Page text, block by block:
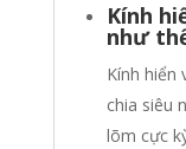
Kính
như
Kính hiển
chia siêu
lõm cực